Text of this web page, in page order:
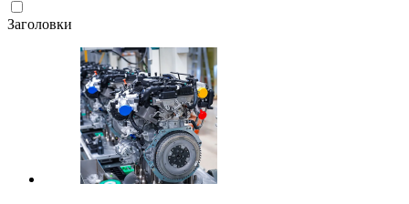
Заголовки